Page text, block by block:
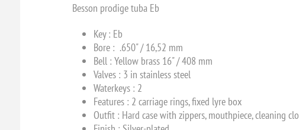
Besson prodige tuba Eb
Key : Eb
Bore : .650" / 16,52 mm
Bell : Yellow brass 16" / 408 mm
Valves : 3 in stainless steel
Waterkeys : 2
Features : 2 carriage rings, fixed lyre box
Outfit : Hard case with zippers, mouthpiece, cleaning